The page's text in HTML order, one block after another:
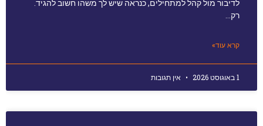
לדיבור מול קהל למתחילים, כנראה שיש לך משהו חשוב להגיד.
רק…
קרא עוד»
1 באוגוסט 2026 אין תגובות